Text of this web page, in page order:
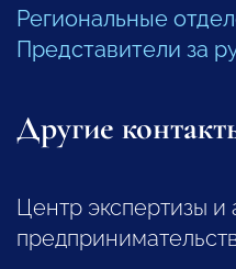
Региональные
Представители за
Другие
Центр экспертизы